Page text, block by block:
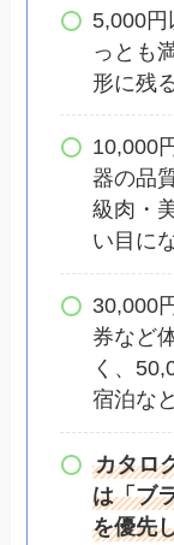
5,000円
っとも
形に残
10,000
器の品
級肉・
い目に
30,000
券など
く、
宿泊な
カタロ
は「ブ
を優先